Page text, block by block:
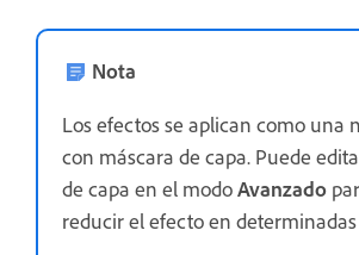
Nota
Los efectos se aplican como una
con máscara de capa. Puede
de capa en el modoAvanzado
reducir el efecto en determinadas